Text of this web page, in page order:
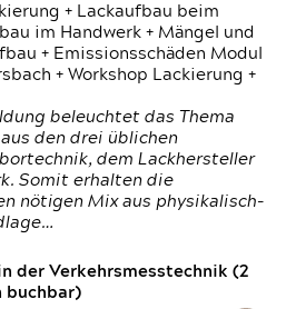
+ Lackaufbau beim
im Handwerk + Mängel und
+ Emissionsschäden Modul
+ Workshop Lackierung +
beleuchtet das Thema
den drei üblichen
dem Lackhersteller
Somit erhalten die
nötigen Mix aus physikalisch-
der Verkehrsmesstechnik (2
buchbar)